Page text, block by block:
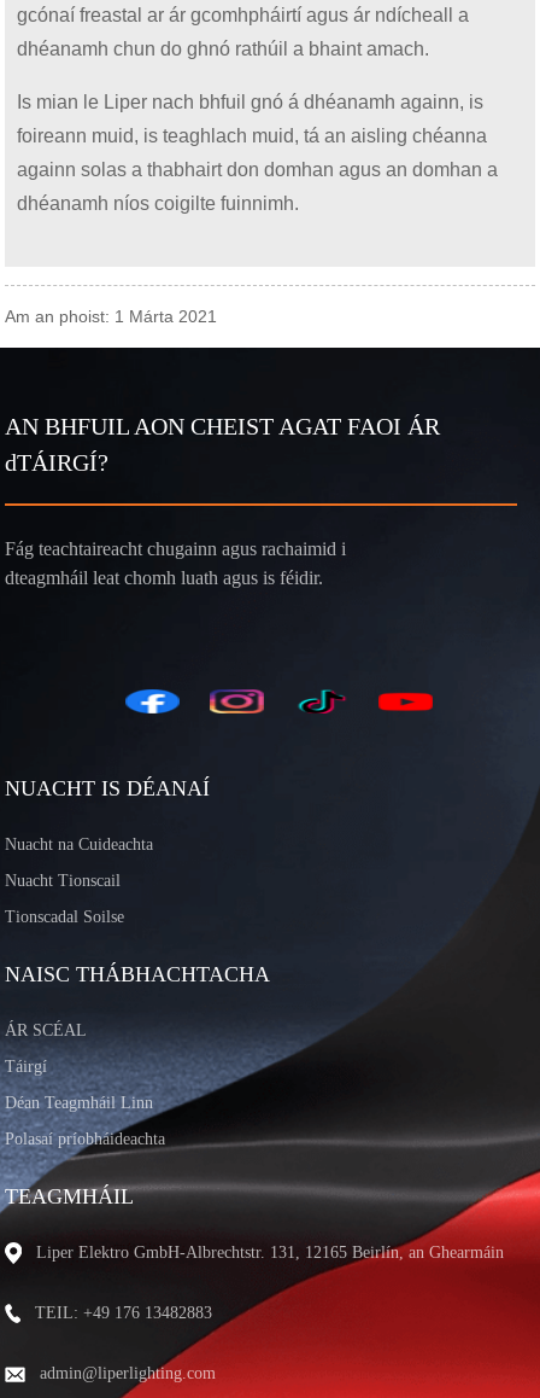
gcónaí freastal ar ár gcomhpháirtí agus ár ndícheall a
dhéanamh chun do ghnó rathúil a bhaint amach.
Is mian le Liper nach bhfuil gnó á dhéanamh againn, is
foireann muid, is teaghlach muid, tá an aisling chéanna
againn solas a thabhairt don domhan agus an domhan a
dhéanamh níos coigilte fuinnimh.
Am an phoist: 1 Márta 2021
AN BHFUIL AON CHEIST AGAT FAOI ÁR
dTÁIRGÍ?
Fág teachtaireacht chugainn agus rachaimid i
dteagmháil leat chomh luath agus is féidir.
NUACHT IS DÉANAÍ
Nuacht na Cuideachta
Nuacht Tionscail
Tionscadal Soilse
NAISC THÁBHACHTACHA
ÁR SCÉAL
Táirgí
Déan Teagmháil Linn
Polasaí príobháideachta
TEAGMHÁIL
Liper Elektro GmbH-Albrechtstr. 131, 12165 Beirlín, an Ghearmáin
TEIL: +49 176 13482883
admin@liperlighting.com